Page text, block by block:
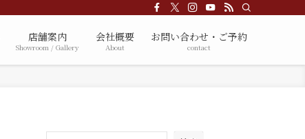
店舗案内
Showroom / Gallery
会社概要
About
お問い合わせ・ご予約
contact